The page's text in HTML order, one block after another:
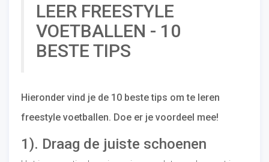
LEER FREESTYLE
VOETBALLEN - 10
BESTE TIPS
Hieronder vind je de 10 beste tips om te leren
freestyle voetballen. Doe er je voordeel mee!
1). Draag de juiste schoenen